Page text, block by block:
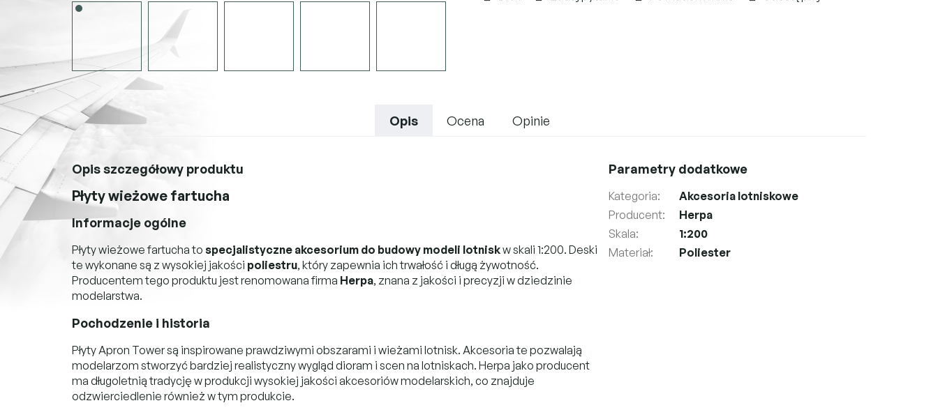
Opis Ocena Opinie
Opis szczegółowy produktu
Płyty wieżowe fartucha
Informacje ogólne
Płyty wieżowe fartucha to specjalistyczne akcesorium do budowy modeli lotniskw skali 1:200. Deski
te wykonane są z wysokiej jakości poliestru, który zapewnia ich trwałość i długą żywotność.
Producentem tego produktu jest renomowana firma Herpa, znana z jakości i precyzji w dziedzinie
modelarstwa.
Pochodzenie i historia
Płyty Apron Tower są inspirowane prawdziwymi obszarami i wieżami lotnisk. Akcesoria te pozwalają
modelarzom stworzyć bardziej realistyczny wygląd dioram i scen na lotniskach. Herpa jako producent
ma długoletnią tradycję w produkcji wysokiej jakości akcesoriów modelarskich, co znajduje
odzwierciedlenie również w tym produkcie.
Parametry dodatkowe
Kategoria:
Akcesoria lotniskowe
Producent:
Herpa
Skala:
1:200
Materiał: Poliester